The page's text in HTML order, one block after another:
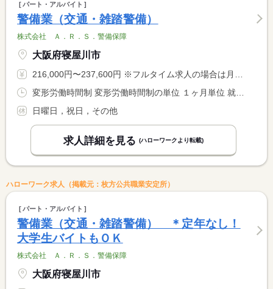
パート・アルバイト
警備業（交通・雑踏警備）
株式会社 Ａ．Ｒ．Ｓ．警備保障
大阪府寝屋川市
216,000円〜237,600円 ※フルタイム求人の場合は月額（換算額）、パート求人の場合は時間額を表示しています。
日曜日，祝日，その他
求人詳細を見る (ハローワークより転載)
ハローワーク求人（掲載元：枚方公共職業安定所）
パート・アルバイト
警備業（交通・雑踏警備） ＊定年なし！
大学生バイトもＯＫ
株式会社 Ａ．Ｒ．Ｓ．警備保障
大阪府寝屋川市